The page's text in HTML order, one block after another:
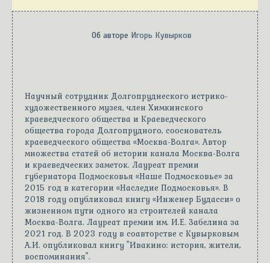
Об авторе Игорь Кувырков
Научный сотрудник Долгопруднеского истрико-
художественного музея, член Химкинского
краеведческого общества и Краеведческого
общества города Долгопрудного, сооснователь
краеведческого общества «Москва-Волга». Автор
множества статей об истории канала Москва-Волга
и краеведческих заметок. Лауреат премии
губернатора Подмосковья «Наше Подмосковье» за
2015 год в категории «Наследие Подмосковья». В
2018 году опубликовал книгу «Инженер Будасси» о
жизненном пути одного из строителей канала
Москва-Волга. Лауреат премии им. И.Е. Забелина за
2021 год. В 2023 году в соавторстве с Кувырковым
А.И. опубликовал книгу "Ивакино: история, жители,
воспоминания".